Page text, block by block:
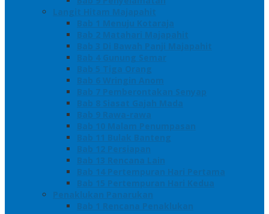
Langit Hitam Majapahit
Bab 1 Menuju Kotaraja
Bab 2 Matahari Majapahit
Bab 3 Di Bawah Panji Majapahit
Bab 4 Gunung Semar
Bab 5 Tiga Orang
Bab 6 Wringin Anom
Bab 7 Pemberontakan Senyap
Bab 8 Siasat Gajah Mada
Bab 9 Rawa-rawa
Bab 10 Malam Penumpasan
Bab 11 Bulak Banteng
Bab 12 Persiapan
Bab 13 Rencana Lain
Bab 14 Pertempuran Hari Pertama
Bab 15 Pertempuran Hari Kedua
Penaklukan Panarukan
Bab 1 Rencana Penaklukan